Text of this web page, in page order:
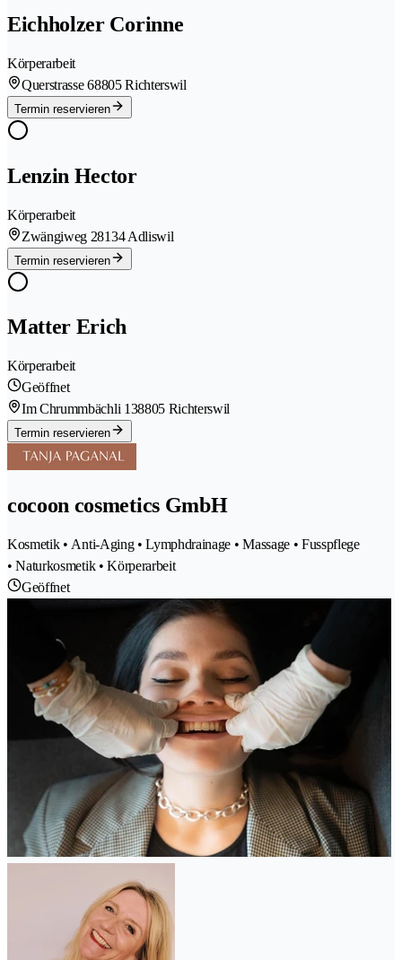
Eichholzer Corinne
Körperarbeit
Querstrasse 68805 Richterswil
Termin reservieren
Lenzin Hector
Körperarbeit
Zwängiweg 28134 Adliswil
Termin reservieren
Matter Erich
Körperarbeit
Geöffnet
Im Chrummbächli 138805 Richterswil
Termin reservieren
cocoon cosmetics GmbH
Kosmetik • Anti-Aging • Lymphdrainage • Massage • Fusspflege
• Naturkosmetik • Körperarbeit
Geöffnet